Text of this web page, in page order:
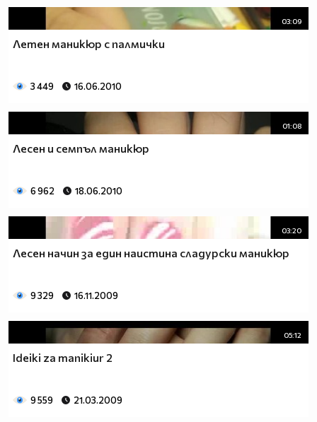
03:09
Летен маникюр с палмички
3 449 16.06.2010
01:08
Лесен и семпъл маникюр
6 962 18.06.2010
03:20
Лесен начин за един наистина сладурски маникюр
9 329 16.11.2009
05:12
Ideiki za manikiur 2
9 559 21.03.2009